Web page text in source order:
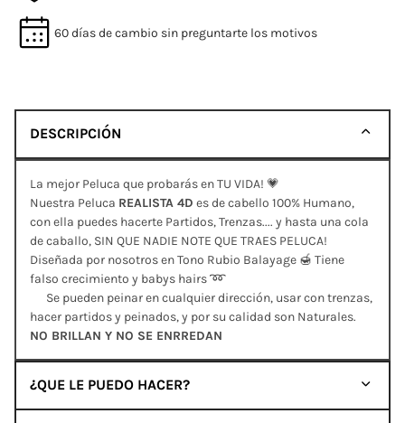
60 días de cambio sin preguntarte los motivos
DESCRIPCIÓN
La mejor Peluca que probarás en TU VIDA! 💗
Nuestra Peluca REALISTA 4D es de cabello 100% Humano,
con ella puedes hacerte Partidos, Trenzas.... y hasta una cola
de caballo, SIN QUE NADIE NOTE QUE TRAES PELUCA!
Diseñada por nosotros en Tono Rubio Balayage 🍯 Tiene
falso crecimiento y babys hairs ➿
Se pueden peinar en cualquier dirección, usar con trenzas,
hacer partidos y peinados, y por su calidad son Naturales.
NO BRILLAN Y NO SE ENRREDAN
¿QUE LE PUEDO HACER?